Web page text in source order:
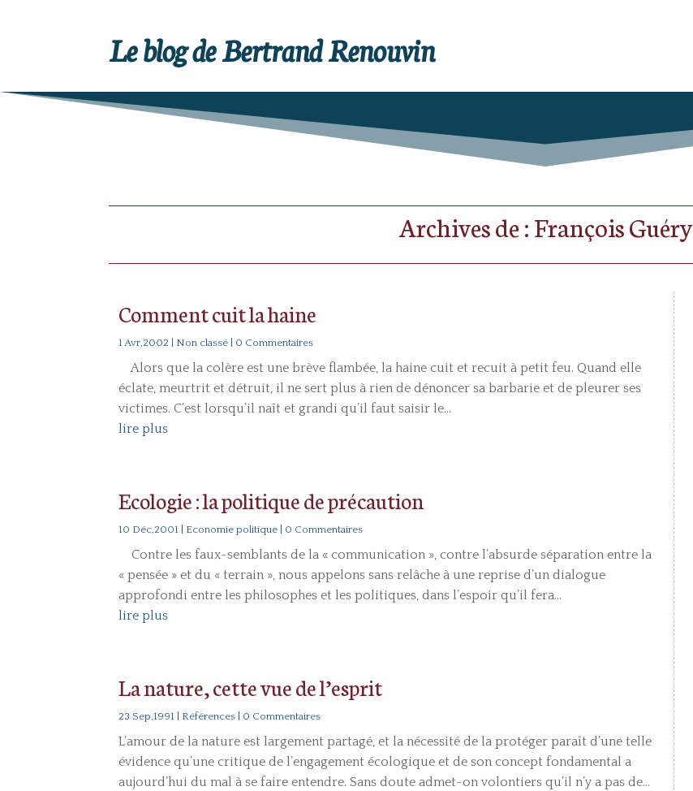
Le blog de Bertrand Renouvin
Archives de : François Guéry
Comment cuit la haine
1 Avr,2002 Non classé | 0 Commentaires
Alors que la colère est une brève flambée, la haine cuit et recuit à petit feu. Quand elle
éclate, meurtrit et détruit, il ne sert plus à rien de dénoncer sa barbarie et de pleurer ses
victimes. C’est lorsqu’il naît et grandi qu’il faut saisir le...
lire plus
Ecologie : la politique de précaution
10 Déc,2001 Economie politique | 0 Commentaires
Contre les faux-semblants de la « communication », contre l’absurde séparation entre la
« pensée » et du « terrain », nous appelons sans relâche à une reprise d’un dialogue
approfondi entre les philosophes et les politiques, dans l’espoir qu’il fera...
lire plus
La nature, cette vue de l’esprit
23 Sep,1991 Références | 0 Commentaires
L’amour de la nature est largement partagé, et la nécessité de la protéger paraît d’une telle
évidence qu’une critique de l’engagement écologique et de son concept fondamental a
aujourd’hui du mal à se faire entendre. Sans doute admet-on volontiers qu’il n’y a pas de...